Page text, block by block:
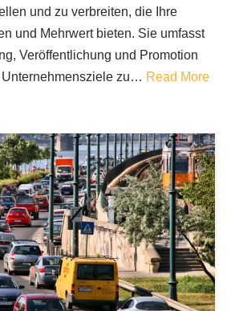
und zu verbreiten, die Ihre
und Mehrwert bieten. Sie umfasst
Veröffentlichung und Promotion
zu… Read More